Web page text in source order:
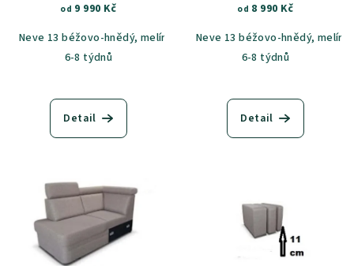
od 9 990 Kč
Neve 13 béžovo-hnědý, melír
Neve 97 tmavě šedá, melír
6-8 týdnů
Detail
od 8 990 Kč
Neve 13 béžovo-hnědý, melír
6-8 týdnů
Detail